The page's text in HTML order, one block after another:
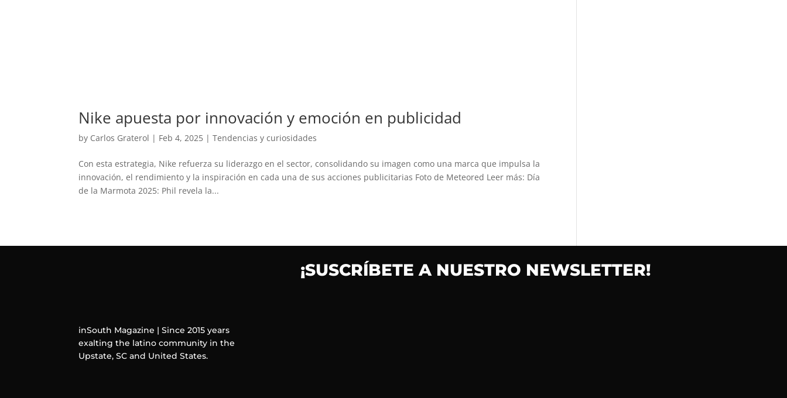
Nike apuesta por innovación y emoción en publicidad
by Carlos Graterol | Feb 4, 2025 |Tendencias y curiosidades
Con esta estrategia, Nike refuerza su liderazgo en el sector, consolidando su imagen como una marca que impulsa la
innovación, el rendimiento y la inspiración en cada una de sus acciones publicitarias Foto de Meteored Leer más: Día
de la Marmota 2025: Phil revela la...
inSouth Magazine | Since 2015 years
exalting the latino community in the
Upstate, SC and United States.
¡SUSCRÍBETE A NUESTRO NEWSLETTER!